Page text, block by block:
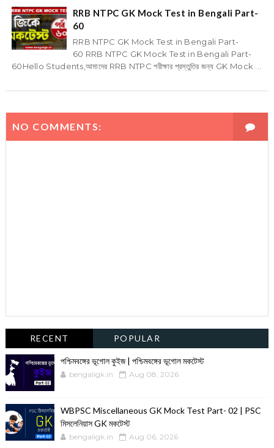
RRB NTPC GK Mock Test in Bengali Part-
60
RRB NTPC GK Mock Test in Bengali Part-
60 RRB NTPC GK Mock Test in Bengali Part-
60Hello Students,আমাদের RRB NTPC পরীক্ষার প্রস্তুতির জন্য GK Mock ...
NO COMMENTS:
RECENT POPULAR
পশ্চিমবঙ্গের ভূগোল কুইজ | পশ্চিমবঙ্গের ভূগোল মকটেস্ট
bengaligk.in Aug 08, 2026
WBPSC Miscellaneous GK Mock Test Part- 02 | PSC
মিসলেনিয়াস GK মকটেস্ট
bengaligk.in Aug 06, 2026